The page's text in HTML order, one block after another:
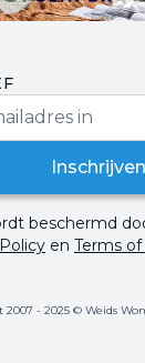
Inschrijven
beschermd
en Terms
2007 - 2025 © Weids